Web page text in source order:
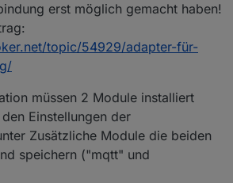
erst möglich gemacht haben!
topic/54929/adapter-für-
müssen 2 Module installiert
Einstellungen der
Zusätzliche Module die beiden
speichern ("mqtt" und